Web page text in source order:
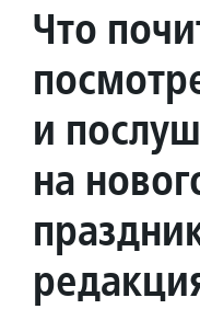
Что
и
на